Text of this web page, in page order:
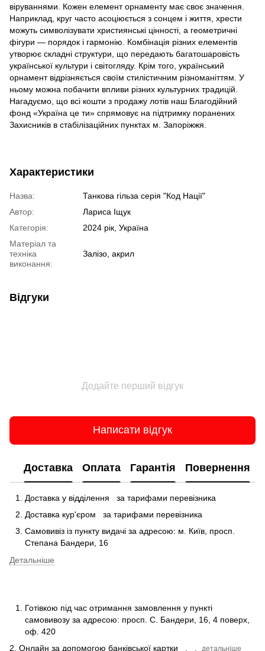
віруваннями. Кожен елемент орнаменту має своє значення.
Наприклад, круг часто асоціюється з сонцем і життя, хрести
можуть символізувати християнські цінності, а геометричні
фігури — порядок і гармонію. Комбінація різних елементів
утворює складні структури, що передають багатошаровість
української культури і світогляду. Крім того, український
орнамент відрізняється своїм стилістичним різноманіттям. У
ньому можна побачити впливи різних культурних традицій.
Нагадуємо, що всі кошти з продажу лотів наш Благодійний
фонд «Україна це ти» спрямовує на підтримку поранених
Захисників в стабілізаційних пунктах м. Запоріжжя.
Характеристики
Назва:
Танкова гільза серія "Код Нації"
Автор:
Лариса Іщук
Категорія:
2024 рік, Україна
Матеріал та
техніка
виконання:
Залізо, акрил
Відгуки
Додайте перший відгук
Написати відгук
Доставка Оплата Гарантія Повернення
Доставка у відділення
за тарифами перевізника
Доставка кур'єром
за тарифами перевізника
Самовивіз із пункту видачі за адресою: м. Київ, просп.
Степана Бандери, 16
Детальніше
Готівкою під час отримання замовлення у пункті
самовивозу за адресою: просп. С. Бандери, 16, 4 поверх,
оф. 420
2. Онлайн за допомогою банківської картки
детальніше